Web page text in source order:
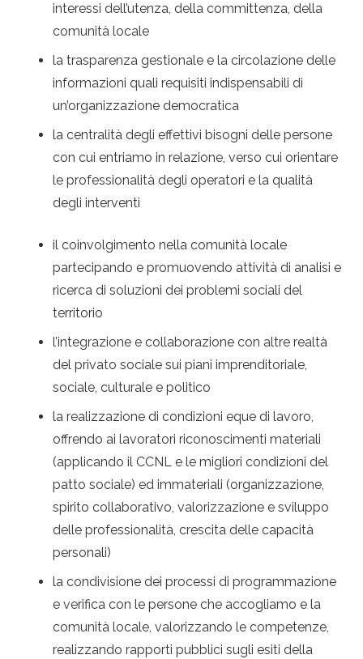
interessi dell’utenza, della committenza, della
comunità locale
la trasparenza gestionale e la circolazione delle
informazioni quali requisiti indispensabili di
un’organizzazione democratica
la centralità degli effettivi bisogni delle persone
con cui entriamo in relazione, verso cui orientare
le professionalità degli operatori e la qualità
degli interventi
il coinvolgimento nella comunità locale
partecipando e promuovendo attività di analisi e
ricerca di soluzioni dei problemi sociali del
territorio
l’integrazione e collaborazione con altre realtà
del privato sociale sui piani imprenditoriale,
sociale, culturale e politico
la realizzazione di condizioni eque di lavoro,
offrendo ai lavoratori riconoscimenti materiali
(applicando il CCNL e le migliori condizioni del
patto sociale) ed immateriali (organizzazione,
spirito collaborativo, valorizzazione e sviluppo
delle professionalità, crescita delle capacità
personali)
la condivisione dei processi di programmazione
e verifica con le persone che accogliamo e la
comunità locale, valorizzando le competenze,
realizzando rapporti pubblici sugli esiti della